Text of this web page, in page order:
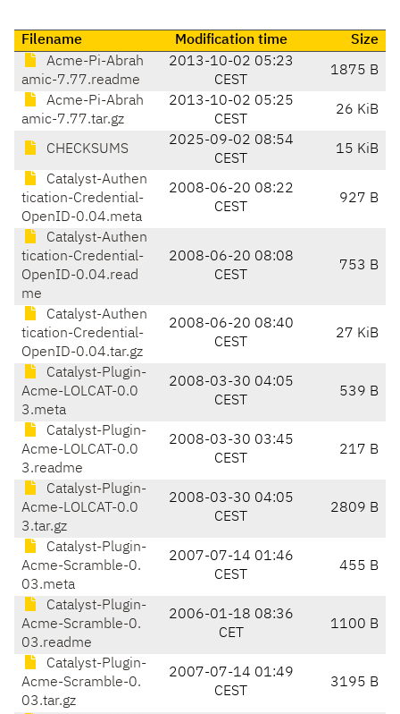
Filename Modification time
Size
Acme-Pi-Abrah
amic-7.77.readme
2013-10-02 05:23
CEST
1875 B
Acme-Pi-Abrah
amic-7.77.tar.gz
2013-10-02 05:25
CEST
26 KiB
CHECKSUMS
2025-09-02 08:54
CEST
15 KiB
Catalyst-Authen
tication-Credential-
OpenID-0.04.meta
2008-06-20 08:22
CEST
927 B
Catalyst-Authen
tication-Credential-
OpenID-0.04.read
me
2008-06-20 08:08
CEST
753 B
Catalyst-Authen
tication-Credential-
OpenID-0.04.tar.gz
2008-06-20 08:40
CEST
27 KiB
Catalyst-Plugin-
Acme-LOLCAT-0.0
3.meta
2008-03-30 04:05
CEST
539 B
Catalyst-Plugin-
Acme-LOLCAT-0.0
3.readme
2008-03-30 03:45
CEST
217 B
Catalyst-Plugin-
Acme-LOLCAT-0.0
3.tar.gz
2008-03-30 04:05
CEST
2809 B
Catalyst-Plugin-
Acme-Scramble-0.
03.meta
2007-07-14 01:46
CEST
455 B
Catalyst-Plugin-
Acme-Scramble-0.
03.readme
2006-01-18 08:36
CET
1100 B
Catalyst-Plugin-
Acme-Scramble-0.
03.tar.gz
2007-07-14 01:49
CEST
3195 B